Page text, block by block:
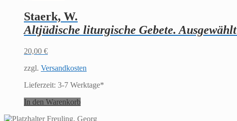
Staerk, W.
Altjüdische liturgische Gebete.
20,00 €
zzgl. Versandkosten
Lieferzeit: 3-7 Werktage*
In den Warenkorb
Freuling, Georg